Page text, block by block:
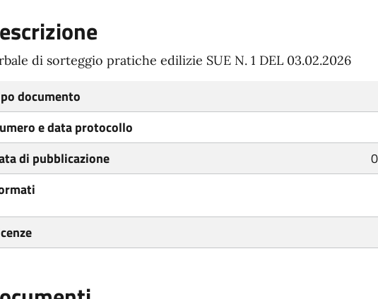
di sorteggio pratiche edilizie SUE N. 1 DEL 03.02.2026
documento
e data protocollo
di pubblicazione